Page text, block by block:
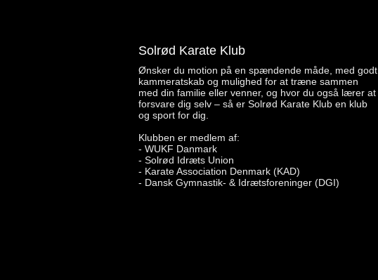
Solrød Karate Klub
Ønsker du motion på en spændende måde, med godt
kammeratskab og mulighed for at træne sammen
med din familie eller venner, og hvor du også lærer at
forsvare dig selv – så er Solrød Karate Klub en klub
og sport for dig.
Klubben er medlem af:
- WUKF Danmark
- Solrød Idræts Union
- Karate Association Denmark (KAD)
- Dansk Gymnastik- & Idrætsforeninger (DGI)